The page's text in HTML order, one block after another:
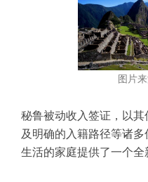
图片
秘鲁被动收入签证，以
及明确的入籍路径等诸
生活的家庭提供了一个全